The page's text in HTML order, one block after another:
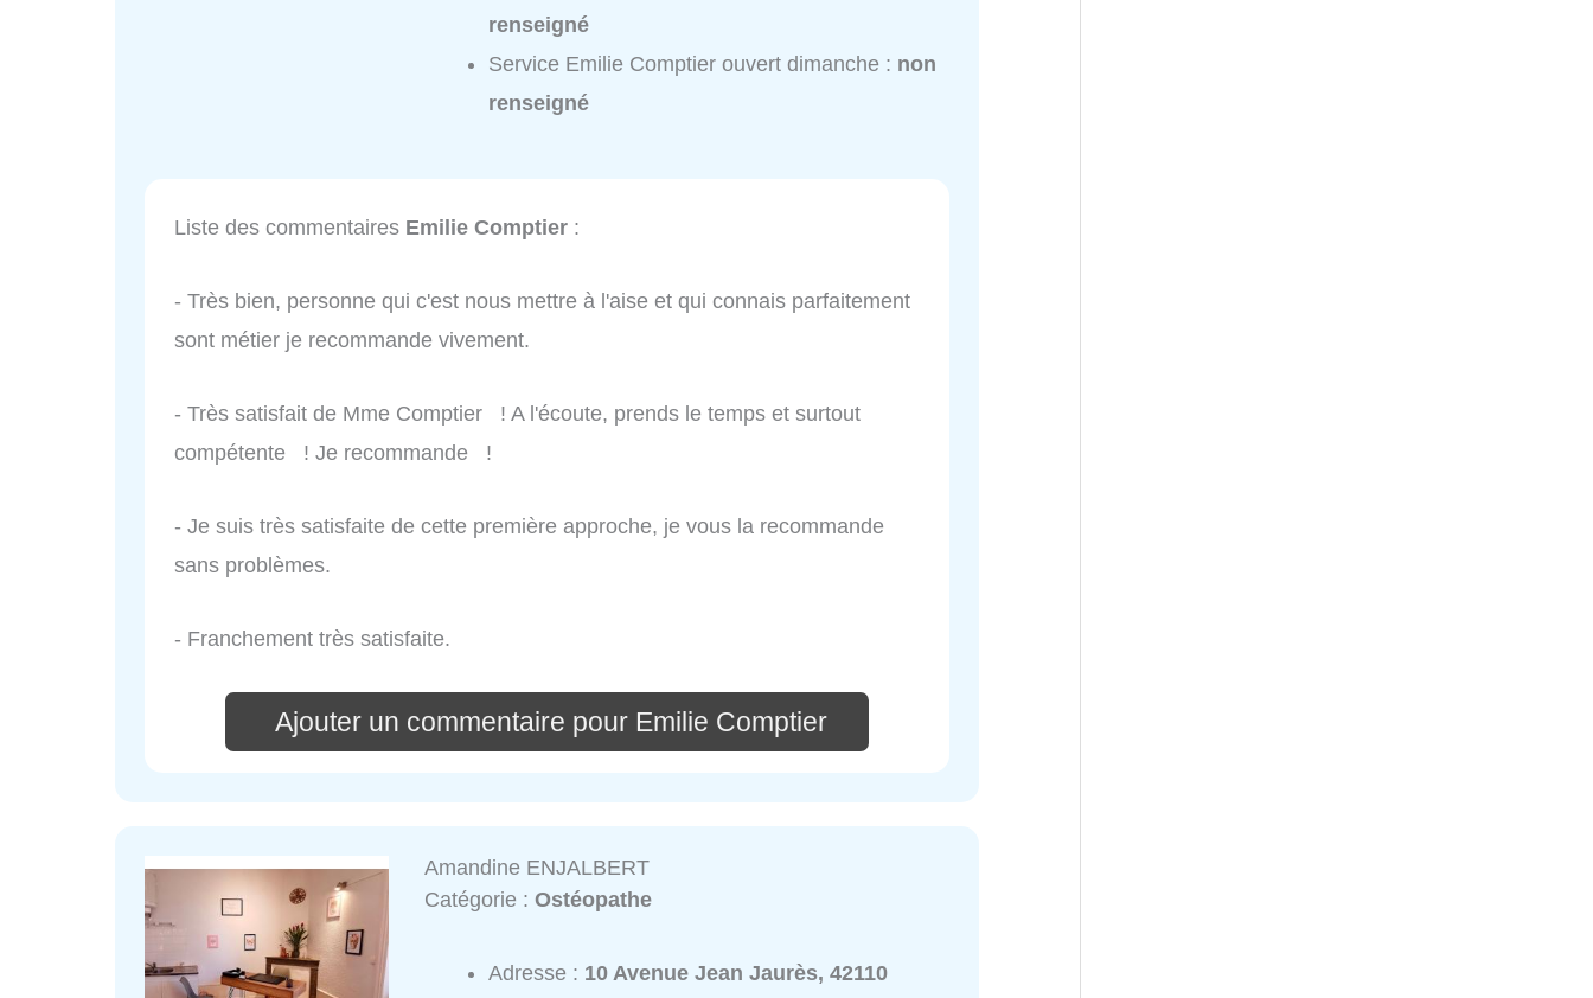
renseigné
Service Emilie Comptier ouvert dimanche : non
renseigné
Liste des commentaires Emilie Comptier :
- Très bien, personne qui c'est nous mettre à l'aise et qui connais parfaitement
sont métier je recommande vivement.
- Très satisfait de Mme Comptier ! A l'écoute, prends le temps et surtout
compétente ! Je recommande !
- Je suis très satisfaite de cette première approche, je vous la recommande
sans problèmes.
- Franchement très satisfaite.
Ajouter un commentaire pour Emilie Comptier
Amandine ENJALBERT
Catégorie :Ostéopathe
Adresse : 10 Avenue Jean Jaurès, 42110